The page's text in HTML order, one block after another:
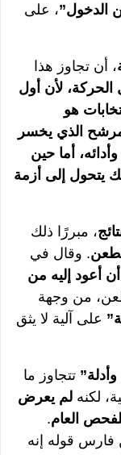
الدخول”، على
، أن تجاوز هذا
لأن أول
هو
الذي يخسر
أما حين
يتحول إلى أزمة
، مبررًا ذلك
. وقال في
أعود إليه من
من وجهة
على آلية لا يثق
تتجاوز ما
لكنه لم يعرض
العام.
فارس قوله إنه